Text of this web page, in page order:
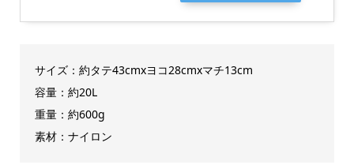
サイズ：約タテ43cmxヨコ28cmxマチ13cm
容量：約20L
重量：約600g
素材：ナイロン